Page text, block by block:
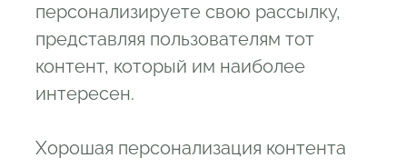
персонализируете свою рассылку,
представляя пользователям тот
контент, который им наиболее
интересен.
Хорошая персонализация контента